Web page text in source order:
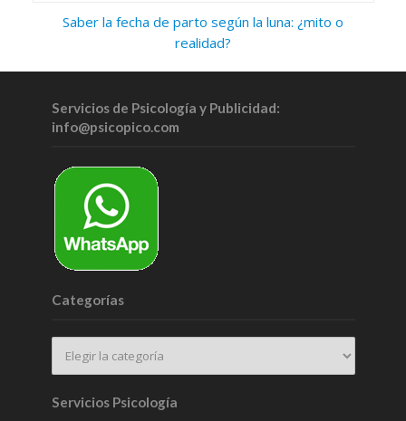
Saber la fecha de parto según la luna: ¿mito o
realidad?
Servicios de Psicología y Publicidad:
info@psicopico.com
Categorías
Servicios Psicología